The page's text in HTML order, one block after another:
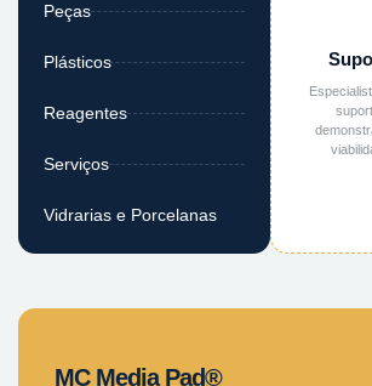
Peças
Plásticos
Reagentes
Serviços
Vidrarias e Porcelanas
MC Media Pad®